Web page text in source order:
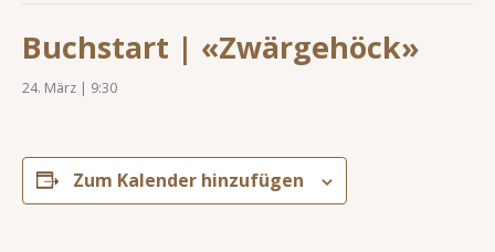
Buchstart | «Zwärgehöck»
24. März | 9:30
Zum Kalender hinzufügen